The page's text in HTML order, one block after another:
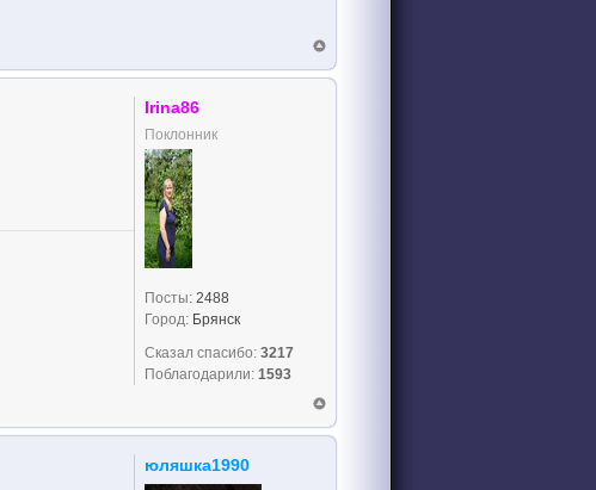
Irina86
Поклонник
Посты: 2488
Город: Брянск
Сказал спасибо: 3217
Поблагодарили: 1593
юляшка1990